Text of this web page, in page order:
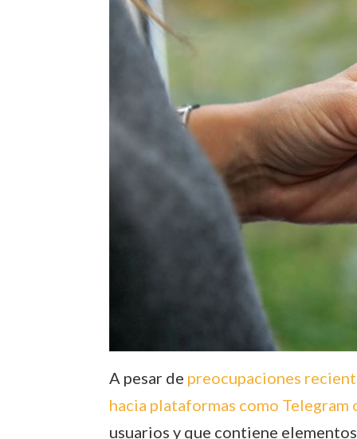
A pesar de preocupaciones
hacia plataformas como Telegram
usuarios y que contiene